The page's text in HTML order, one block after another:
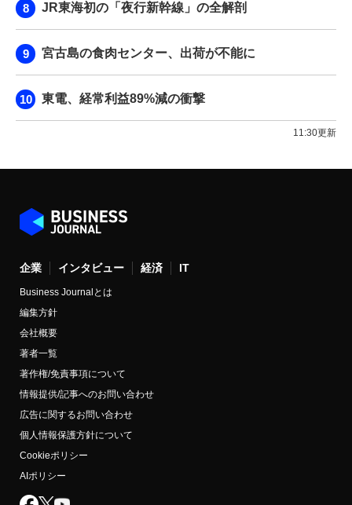
JR東海初の「夜行新幹線」の全解剖
宮古島の食肉センター、出荷が不能に
東電、経常利益89%減の衝撃
11:30更新
企業 インタビュー 経済 IT
Business Journalとは
編集方針
会社概要
著者一覧
著作権/免責事項について
情報提供/記事へのお問い合わせ
広告に関するお問い合わせ
個人情報保護方針について
Cookieポリシー
AIポリシー